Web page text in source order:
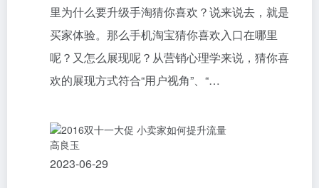
里为什么要升级手淘猜你喜欢？说来说去，就是
买家体验。那么手机淘宝猜你喜欢入口在哪里
呢？又怎么展现呢？从营销心理学来说，猜你喜
欢的展现方式符合“用户视角”、“…
高良玉
2023-06-29